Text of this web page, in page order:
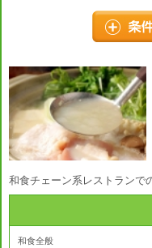
和食チェーン系レストランで
和食全般